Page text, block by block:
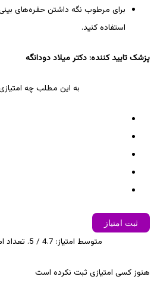
برای مرطوب نگه داشتن حفره‌های
استفاده کنید.
پزشک تایید کننده: دکتر میلاد دودانگه
به این مطلب چه
ثبت امتیاز
متوسط امتیاز: 4.7 / 5. تعداد امتیازدهندگان:
هنوز کسی امتیازی ثبت نکرده است